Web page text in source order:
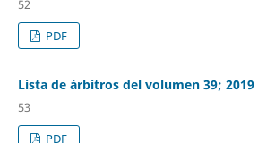
52
PDF
Lista de árbitros del volumen 39; 2019
53
PDF